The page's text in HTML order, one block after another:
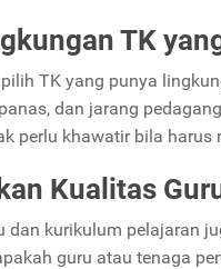
TK
TK yang punya
dan jarang
perlu khawatir bila
Kualitas
dan kurikulum pelajaran
guru atau tenaga